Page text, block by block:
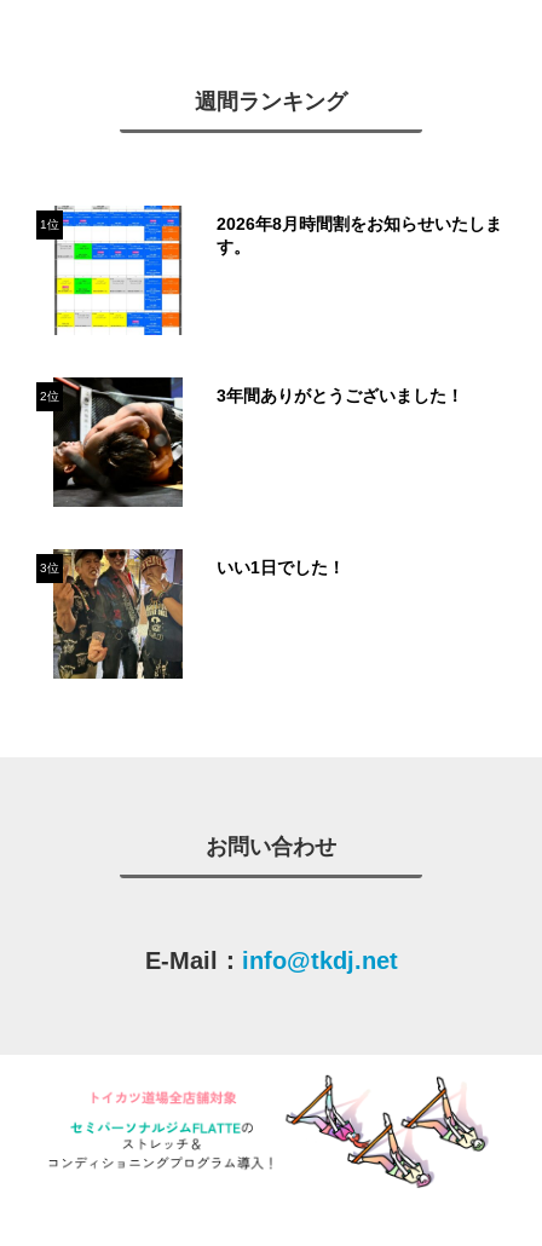
週間ランキング
1位
2026年8月時間割をお知らせいたしま
す。
2位 3年間ありがとうございました！
3位 いい1日でした！
お問い合わせ
E-Mail： info@tkdj.net